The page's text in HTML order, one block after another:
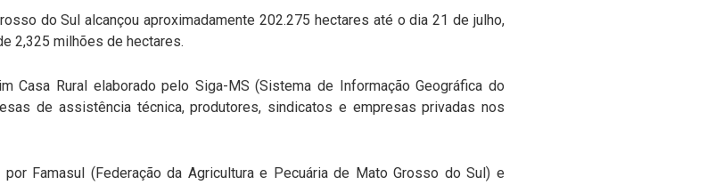
do Sul alcançou aproximadamente 202.275 hectares até o dia 21 de julho,
2,325 milhões de hectares.
Casa Rural elaborado pelo Siga-MS (Sistema de Informação Geográfica do
de assistência técnica, produtores, sindicatos e empresas privadas nos
Famasul (Federação da Agricultura e Pecuária de Mato Grosso do Sul) e